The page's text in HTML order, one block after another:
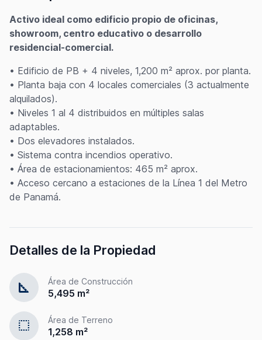
Activo ideal como edificio propio de oficinas,
showroom, centro educativo o desarrollo
residencial-comercial.
• Edificio de PB + 4 niveles, 1,200 m² aprox. por planta.
• Planta baja con 4 locales comerciales (3 actualmente
alquilados).
• Niveles 1 al 4 distribuidos en múltiples salas
adaptables.
• Dos elevadores instalados.
• Sistema contra incendios operativo.
• Área de estacionamientos: 465 m² aprox.
• Acceso cercano a estaciones de la Línea 1 del Metro
de Panamá.
Detalles de la Propiedad
square_foot Área de Construcción
5,495 m²
select Área de Terreno
1,258 m²